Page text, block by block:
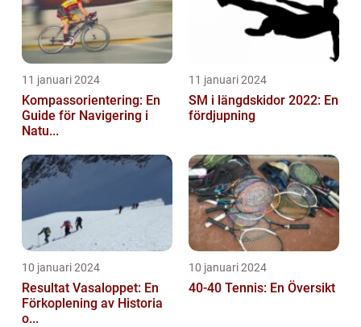
11 januari 2024
Kompassorientering: En
Guide för Navigering i
Natu...
11 januari 2024
SM i längdskidor 2022: En
fördjupning
10 januari 2024
Resultat Vasaloppet: En
Förkoplening av Historia
o...
10 januari 2024
40-40 Tennis: En Översikt